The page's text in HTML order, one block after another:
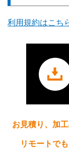
利用規約はこち
お見積り、加
リモートで